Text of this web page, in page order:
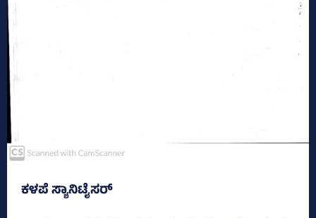
ಕಳಪೆ ಸ್ಯಾನಿಟೈಸರ್‌